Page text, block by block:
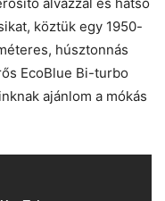
köztük egy 1950-
húsztonnás
EcoBlue Bi-turbo
ajánlom a mókás